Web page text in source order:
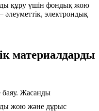
құру үшін фондық жою
электрондық
материалдарды
Жасанды
жою және дұрыс